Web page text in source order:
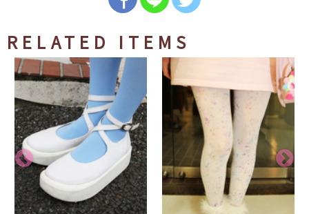
RELATED ITEMS